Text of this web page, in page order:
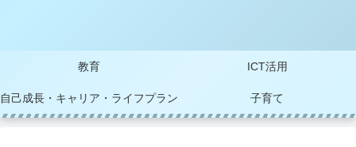
教育 ICT活用
自己成長・キャリア・ライフプラン 子育て